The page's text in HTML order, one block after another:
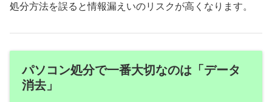
処分方法を誤ると情報漏えいのリスクが高くなります。
パソコン処分で一番大切なのは「データ
消去」